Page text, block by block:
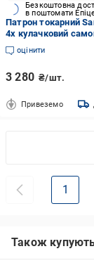
Безкоштовна
в поштомати
Патрон токарний
4х кулачковий
(17710809)
оцінити
3 280 ₴/шт.
Привеземо
1
Також